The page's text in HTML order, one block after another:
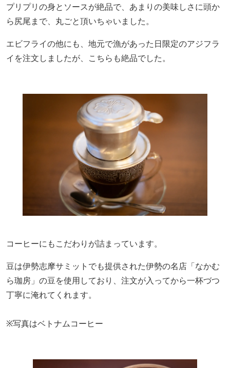
プリプリの身とソースが絶品で、あまりの美味しさに頭か
ら尻尾まで、丸ごと頂いちゃいました。
エビフライの他にも、地元で漁があった日限定のアジフラ
イ を注文しましたが、こちらも絶品でした。
コーヒーにもこだわりが詰まっています。
豆は伊勢志摩サミット でも提供された伊勢の名店 「なかむ
ら珈房」の豆を使用しており、 注文が入ってから一杯づつ
丁寧に淹れてくれます。
※写真はベトナムコーヒー